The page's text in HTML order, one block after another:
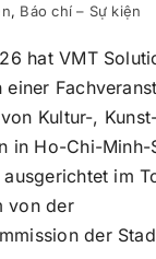
, Báo chí – Sự kiện
hat VMT
einer
Kultur-,
in Ho-Chi-Minh-
im
von der
der
2024:
Erfolge und